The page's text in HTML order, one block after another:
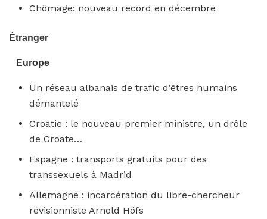
Chômage: nouveau record en décembre
Étranger
Europe
Un réseau albanais de trafic d’êtres humains
démantelé
Croatie : le nouveau premier ministre, un drôle
de Croate…
Espagne : transports gratuits pour des
transsexuels à Madrid
Allemagne : incarcération du libre-chercheur
révisionniste Arnold Höfs